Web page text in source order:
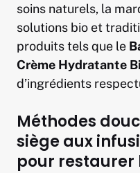
soins naturels, la
solutions bio et
produits tels que le
Crème Hydratante
d’ingrédients
Méthodes
siège aux
pour